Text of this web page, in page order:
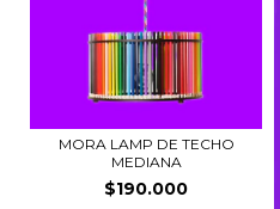
MORA LAMP DE TECHO
MEDIANA
$190.000